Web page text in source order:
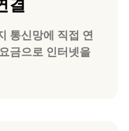
통신망에 직접 연
금으로 인터넷을